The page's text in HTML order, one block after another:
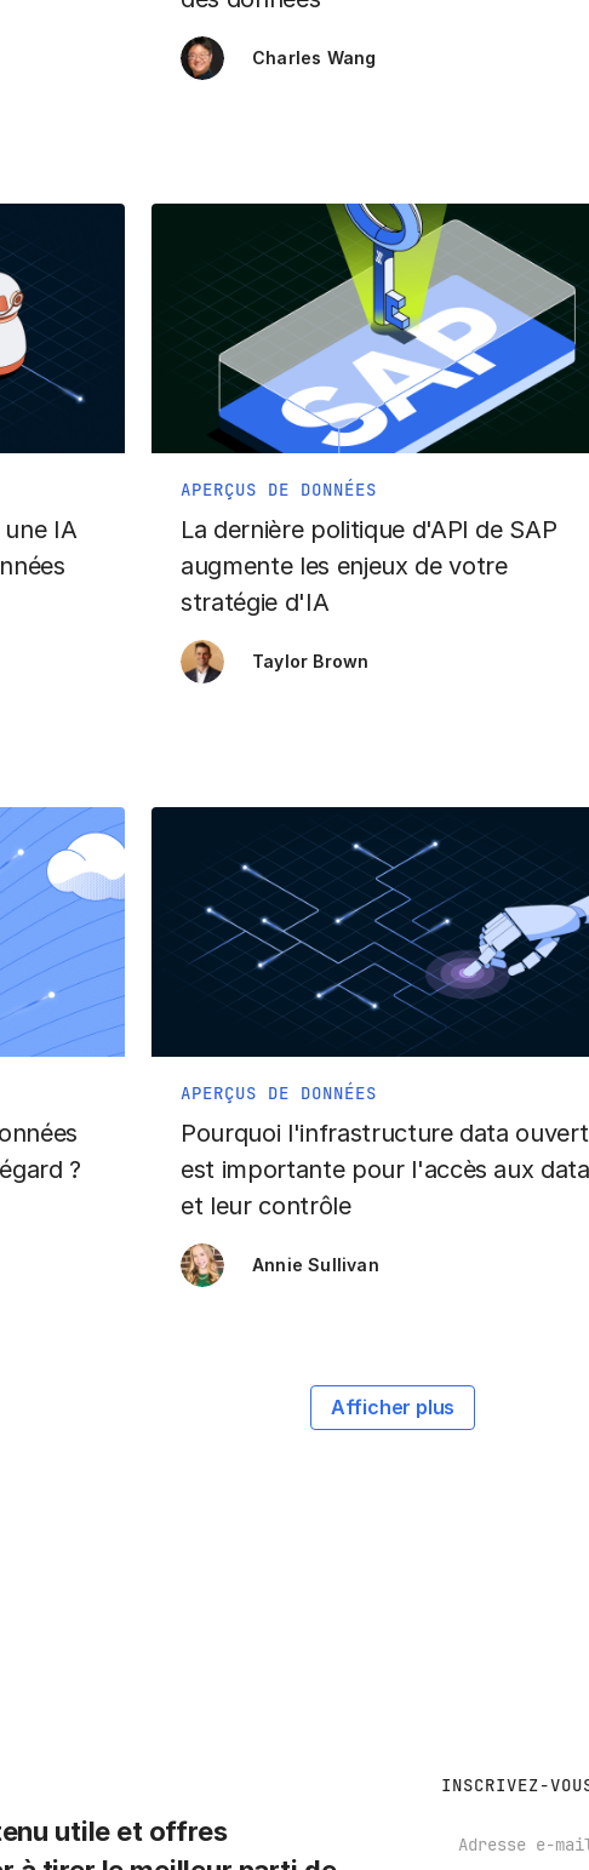
Charles Wang
IA
APERÇUS DE DONNÉES
La dernière politique d'API de SAP
augmente les enjeux de votre
stratégie d'IA
Taylor Brown
?
APERÇUS DE DONNÉES
Pourquoi l'infrastructure data
est importante pour l'accès aux data
et leur contrôle
Annie Sullivan
Afficher plus
utile et offres
INSCRIVEZ-